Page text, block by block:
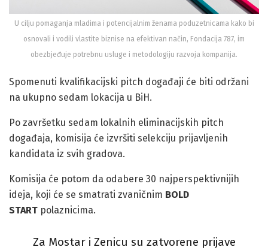
U cilju pomaganja mladima i potencijalnim ženama poduzetnicama kako bi
osnovali i vodili vlastite biznise na efektivan način, Fondacija 787, im
obezbjeđuje potrebnu usluge i metodologiju razvoja kompanija.
Spomenuti kvalifikacijski pitch događaji će biti održani
na ukupno sedam lokacija u BiH.
Po završetku sedam lokalnih eliminacijskih pitch
događaja, komisija će izvršiti selekciju prijavljenih
kandidata iz svih gradova.
Komisija će potom da odabere 30 najperspektivnijih
ideja, koji će se smatrati zvaničnim BOLD
START polaznicima.
Za Mostar i Zenicu su zatvorene prijave